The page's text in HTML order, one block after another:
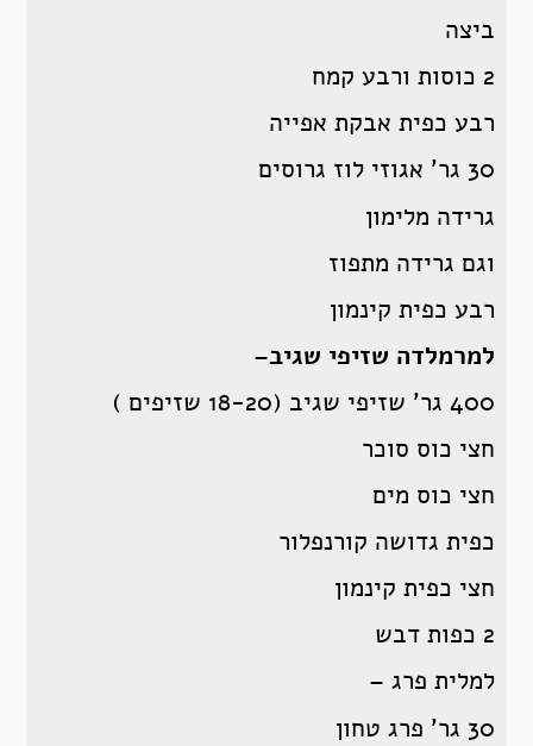
ביצה
2 כוסות ורבע קמח
רבע כפית אבקת אפייה
30 גר’ אגוזי לוז גרוסים
גרידה מלימון
וגם גרידה מתפוז
רבע כפית קינמון
למרמלדה שזיפי שגיב–
400 גר’ שזיפי שגיב (18-20 שזיפים )
חצי כוס סוכר
חצי כוס מים
כפית גדושה קורנפלור
חצי כפית קינמון
2 כפות דבש
למלית פרג –
30 גר’ פרג טחון